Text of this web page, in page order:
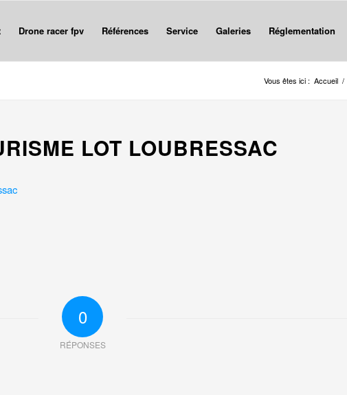
Drone racer fpv Références Service Galeries Réglementation
Vous êtes ici : Accueil /
LOT LOUBRESSAC
0
RÉPONSES